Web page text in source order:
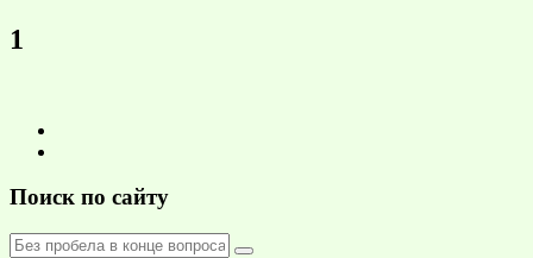
1
Поиск по сайту